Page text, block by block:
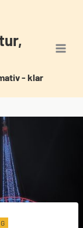
- klar